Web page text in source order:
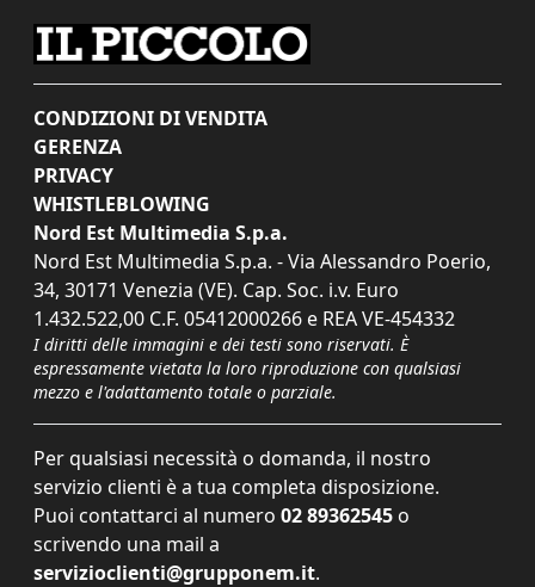
CONDIZIONI DI VENDITA
GERENZA
PRIVACY
WHISTLEBLOWING
Nord Est Multimedia S.p.a.
Nord Est Multimedia S.p.a. - Via Alessandro Poerio,
34, 30171 Venezia (VE). Cap. Soc. i.v. Euro
1.432.522,00 C.F. 05412000266 e REA VE-454332
I diritti delle immagini e dei testi sono riservati. È
espressamente vietata la loro riproduzione con qualsiasi
mezzo e l'adattamento totale o parziale.
Per qualsiasi necessità o domanda, il nostro
servizio clienti è a tua completa disposizione.
Puoi contattarci al numero 02 89362545 o
scrivendo una mail a
servizioclienti@grupponem.it.